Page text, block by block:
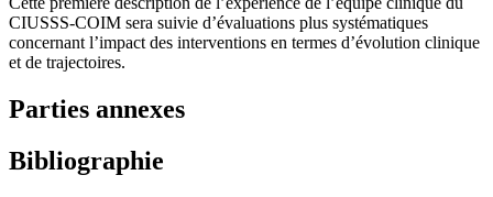
CIUSSS-COIM sera suivie d’évaluations plus systématiques
concernant l’impact des interventions en termes d’évolution clinique
et de trajectoires.
Parties annexes
Bibliographie